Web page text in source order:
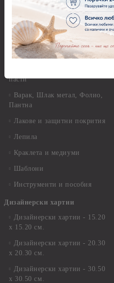
29.см. - 28гр.
Декупажна хартия - Други
Антични пасти
Вакс пасти
пасти
Варак, Шлак метал, Фолио,
Пантна
Лакове и защитни покрития
Лепила
Краклета и медиуми
Шаблони
Инструменти и пособия
Дизайнерски хартии
Дизайнерски хартии - 15.20
х 15.20 см.
Дизайнерски хартии - 20.30
х 20.30 см.
Дизайнерски хартии - 30.50
х 30.50 см.